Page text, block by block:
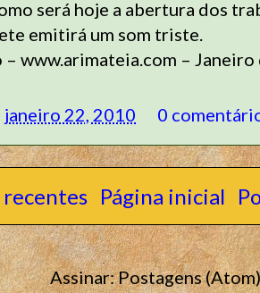
será hoje a abertura dos
emitirá um som triste.
www.arimateia.com – Janeiro
janeiro 22, 2010 0
recentes Página inicial
Assinar:Postagens (Atom)